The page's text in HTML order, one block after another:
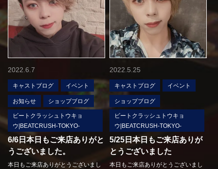
2022.6.7
キャストブログ イベント
お知らせ ショップブログ
ビートクラッシュトウキョ
ウ|BEATCRUSH-TOKYO-
6/6日本日もご来店ありがと
うございました。
本日もご来店ありがとうございまし
2022.5.25
キャストブログ イベント
ショップブログ
ビートクラッシュトウキョ
ウ|BEATCRUSH-TOKYO-
5/25日本日もご来店ありが
とうございました
本日もご来店ありがとうございまし